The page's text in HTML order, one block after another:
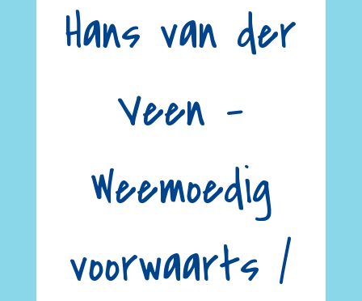
Hans van der
Veen –
Weemoedig
voorwaarts /